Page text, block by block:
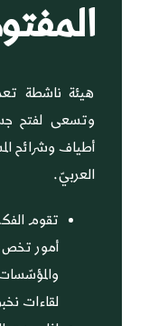
هيئة ناشطة
وتسعى لفتح
أطياف وشرائح
العربيّ.
تقوم
أمور تخص
لقاءات